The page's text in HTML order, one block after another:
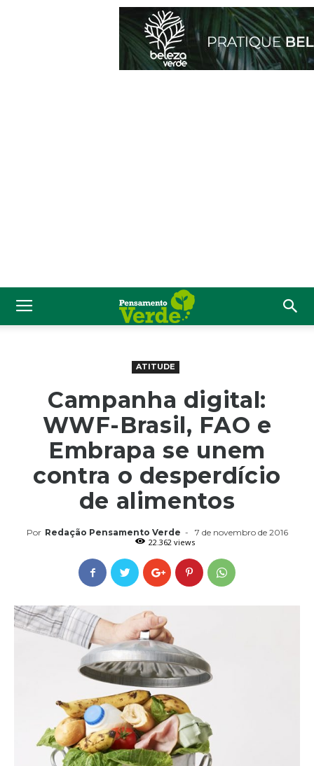
ATITUDE
Campanha digital:
WWF-Brasil, FAO e
Embrapa se unem
contra o desperdício
de alimentos
Por Redação Pensamento Verde -
7 de novembro de 2016
22.362 views